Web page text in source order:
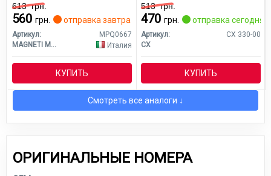
613грн.
560 грн. отправка завтра
Артикул:
MPQ0667
MAGNETI MARELLI
Италия
КУПИТЬ
513грн.
470 грн. отправка сегодня
Артикул:
CX 330-00
CX
КУПИТЬ
Смотреть все аналоги ↓
ОРИГИНАЛЬНЫЕ НОМЕРА